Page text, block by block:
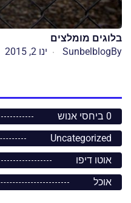
בלוגים מומלצים
By
Sunbelblog ינו 2, 2015
0 ביחסי אנוש
Uncategorized
אוטו דיפו
אוכל